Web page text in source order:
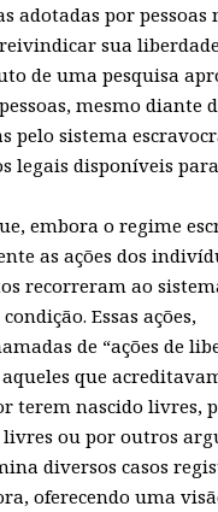
adotadas por pessoas
sua
de uma pesquisa
mesmo diante
pelo sistema
legais disponíveis
embora o regime
as ações dos
recorreram ao
Essas ações,
de “ações de
que
terem nascido livres,
ou por outros
diversos casos
oferecendo uma